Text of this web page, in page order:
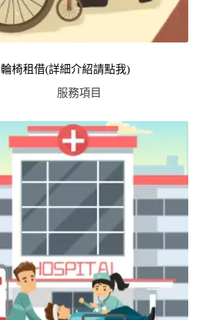
輪椅租借(詳細介紹請點我)
服務項目